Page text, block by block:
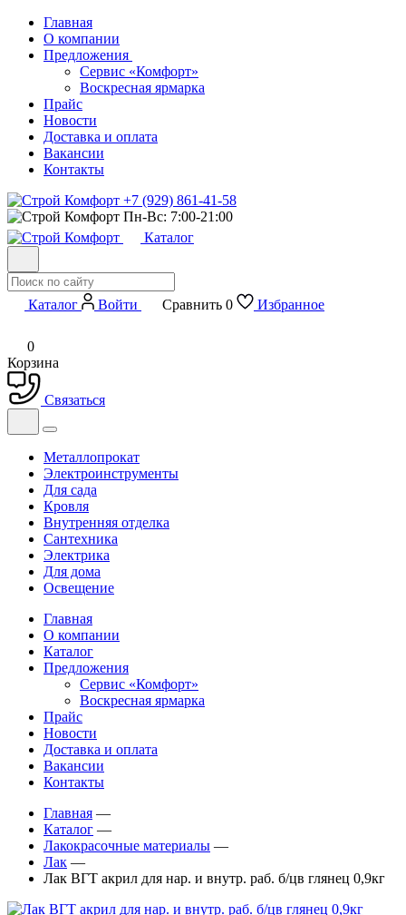
Главная
О компании
Предложения
Сервис «Комфорт»
Воскресная ярмарка
Прайс
Новости
Доставка и оплата
Вакансии
Контакты
+7 (929) 861-41-58
Пн-Вс: 7:00-21:00
Каталог
Каталог Войти Сравнить 0 Избранное
0
Корзина
Связаться
Металлопрокат
Электроинструменты
Для сада
Кровля
Внутренняя отделка
Сантехника
Электрика
Для дома
Освещение
Главная
О компании
Каталог
Предложения
Сервис «Комфорт»
Воскресная ярмарка
Прайс
Новости
Доставка и оплата
Вакансии
Контакты
Главная —
Каталог —
Лакокрасочные материалы —
Лак —
Лак ВГТ акрил для нар. и внутр. раб. б/цв глянец 0,9кг